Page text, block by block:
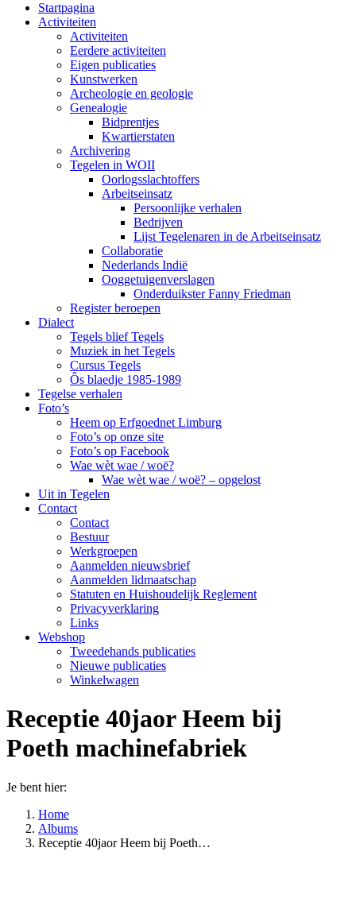
Startpagina
Activiteiten
Activiteiten
Eerdere activiteiten
Eigen publicaties
Kunstwerken
Archeologie en geologie
Genealogie
Bidprentjes
Kwartierstaten
Archivering
Tegelen in WOII
Oorlogsslachtoffers
Arbeitseinsatz
Persoonlijke verhalen
Bedrijven
Lijst Tegelenaren in de Arbeitseinsatz
Collaboratie
Nederlands Indië
Ooggetuigenverslagen
Onderduikster Fanny Friedman
Register beroepen
Dialect
Tegels blief Tegels
Muziek in het Tegels
Cursus Tegels
Ôs blaedje 1985-1989
Tegelse verhalen
Foto’s
Heem op Erfgoednet Limburg
Foto’s op onze site
Foto’s op Facebook
Wae wèt wae / woë?
Wae wèt wae / woë? – opgelost
Uit in Tegelen
Contact
Contact
Bestuur
Werkgroepen
Aanmelden nieuwsbrief
Aanmelden lidmaatschap
Statuten en Huishoudelijk Reglement
Privacyverklaring
Links
Webshop
Tweedehands publicaties
Nieuwe publicaties
Winkelwagen
Receptie 40jaor Heem bij
Poeth machinefabriek
Je bent hier:
Home
Albums
Receptie 40jaor Heem bij Poeth…